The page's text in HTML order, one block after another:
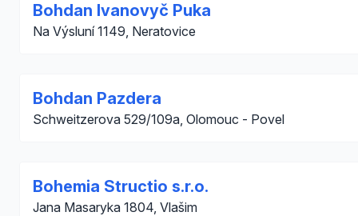
Bohdan Ivanovyč Puka
Na Výsluní 1149, Neratovice
Bohdan Pazdera
Schweitzerova 529/109a, Olomouc - Povel
Bohemia Structio s.r.o.
Jana Masaryka 1804, Vlašim